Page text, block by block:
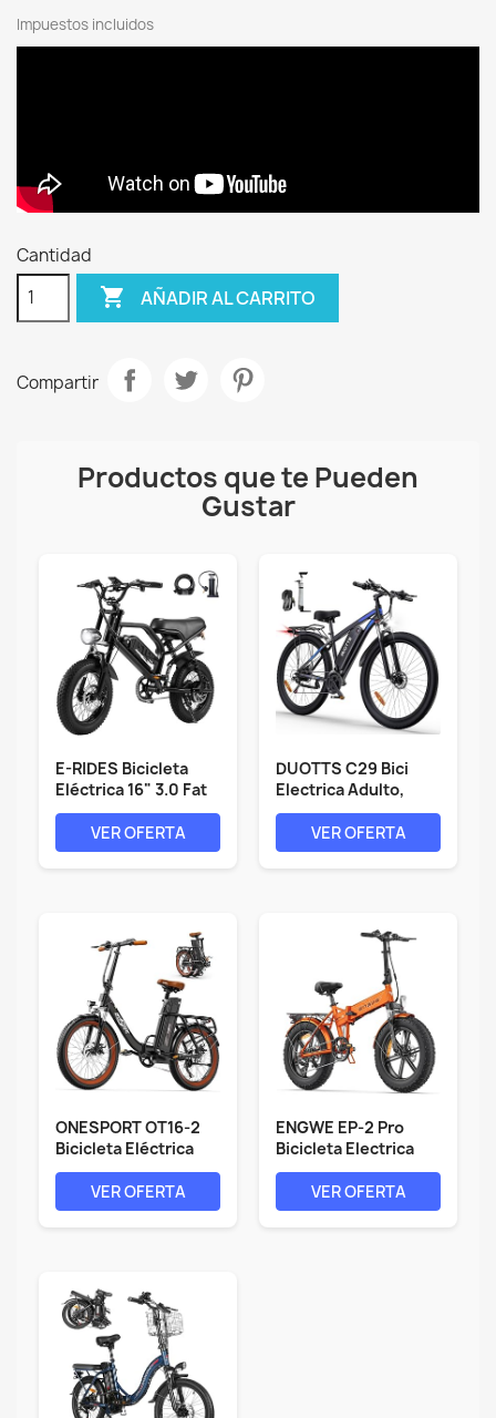
Impuestos incluidos
Cantidad
 AÑADIR AL CARRITO
Compartir
Productos que te Pueden
Gustar
E-RIDES Bicicleta
Eléctrica 16" 3.0 Fat
Tire,...
VER OFERTA
DUOTTS C29 Bici
Electrica Adulto,
29''...
VER OFERTA
ONESPORT OT16-2
Bicicleta Eléctrica
Plegable,...
VER OFERTA
ENGWE EP-2 Pro
Bicicleta Electrica
Plegable...
VER OFERTA